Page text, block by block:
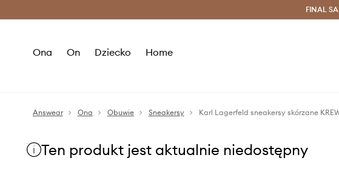
Oszczędzaj zFINAL
Ona On Dziecko Home
Answear Ona Obuwie Sneakersy Karl Lagerfeld sneakersy skórzane
Ten produkt jest aktualnie niedostępny